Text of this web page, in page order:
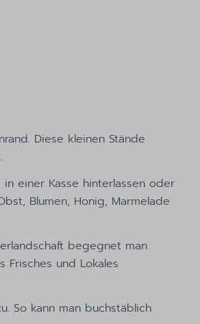
Diese kleinen Stände
einer Kasse hinterlassen oder
Blumen, Honig, Marmelade
begegnet man
Frisches und Lokales
So kann man buchstäblich